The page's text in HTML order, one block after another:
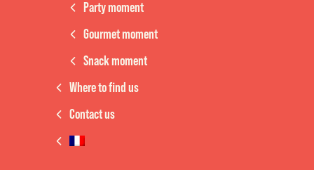
Party moment
Gourmet moment
Snack moment
Where to find us
Contact us